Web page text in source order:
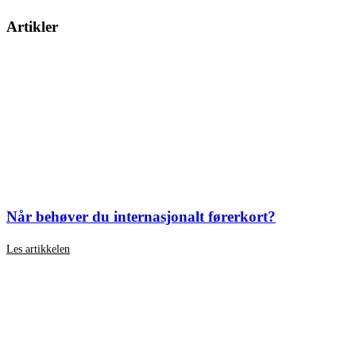
Artikler
Når behøver du internasjonalt førerkort?
Les artikkelen